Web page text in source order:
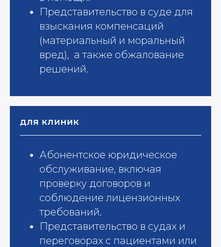
Представительство в суде для
взыскания компенсаций
(материальный и моральный
вред), а также обжалование
решений.​
для клиник
Абонентское юридическое
обслуживание, включая
проверку договоров и
соблюдение лицензионных
требований.​
Представительство в судах и
переговорах с пациентами или